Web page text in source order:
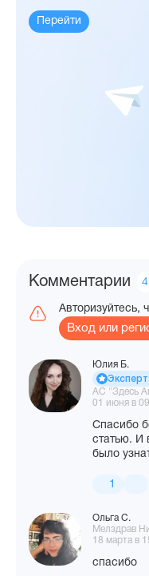
Перейти
Комментарии 4
Авторизуйтесь,
Вход
Юлия Б.
АС "Здесь
01 июня в
Спасибо
статью. И
было
1
Ольга С.
Мелздрав
18 марта в
спасибо